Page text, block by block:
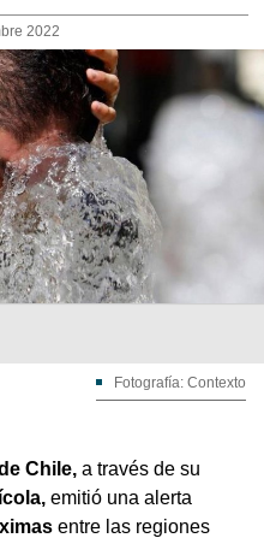
2022
Fotografía: Contexto
Chile, a través de su
emitió una alerta
entre las regiones